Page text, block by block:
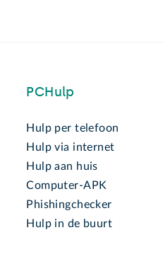
PCHulp
Hulp per telefoon
Hulp via internet
Hulp aan huis
Computer-APK
Phishingchecker
Hulp in de buurt